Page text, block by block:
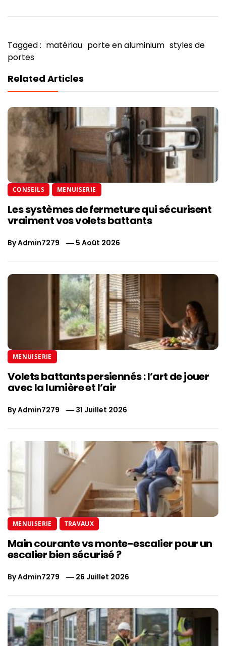
Tagged : matériau porte en aluminium styles de
portes
Related Articles
CONSEILS MENUISERIE
Les systèmes de fermeture qui sécurisent
vraiment vos volets battants
ByAdmin7279 5 Août 2026
MENUISERIE
Volets battants persiennés : l’art de jouer
avec la lumière et l’air
ByAdmin7279 31 Juillet 2026
MENUISERIE TRAVAUX
Main courante vs monte-escalier pour un
escalier bien sécurisé ?
ByAdmin7279 26 Juillet 2026